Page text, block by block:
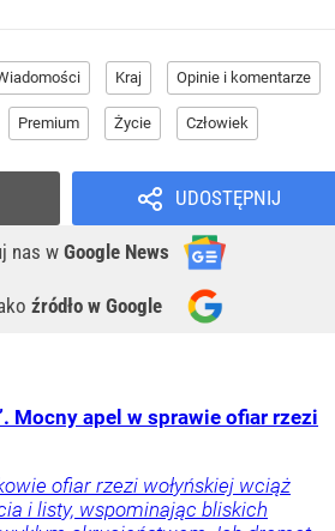
Kraj Opinie i komentarze
Premium Życie Człowiek
UDOSTĘPNIJ
nas w Google News
źródło w Google
Mocny apel w sprawie ofiar rzezi
ofiar rzezi wołyńskiej wciąż
i listy, wspominając bliskich